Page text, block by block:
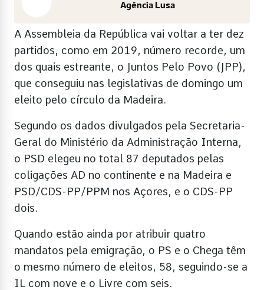
Agência Lusa
A Assembleia da República vai voltar a ter dez
partidos, como em 2019, número recorde, um
dos quais estreante, o Juntos Pelo Povo (JPP),
que conseguiu nas legislativas de domingo um
eleito pelo círculo da Madeira.
Segundo os dados divulgados pela Secretaria-
Geral do Ministério da Administração Interna,
o PSD elegeu no total 87 deputados pelas
coligações AD no continente e na Madeira e
PSD/CDS-PP/PPM nos Açores, e o CDS-PP
dois.
Quando estão ainda por atribuir quatro
mandatos pela emigração, o PS e o Chega têm
o mesmo número de eleitos, 58, seguindo-se a
IL com nove e o Livre com seis.